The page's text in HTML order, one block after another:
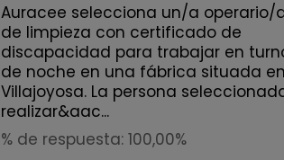
Auracee selecciona un/a operario/
de limpieza con certificado de
discapacidad para trabajar en
de noche en una fábrica situada en
Villajoyosa. La persona
realizar&aac...
% de respuesta: 100,00%